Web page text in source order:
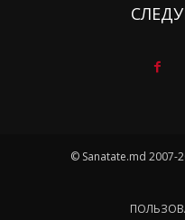
© Sanatate.md